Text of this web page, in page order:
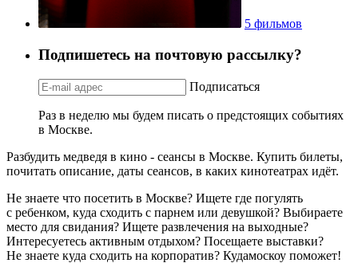
5 фильмов
Подпишетесь на почтовую рассылку?
Подписаться
Раз в неделю мы будем писать о предстоящих событиях
в Москве.
Разбудить медведя в кино - сеансы в Москве. Купить билеты,
почитать описание, даты сеансов, в каких кинотеатрах идёт.
Не знаете что посетить в Москве? Ищете где погулять
с ребенком, куда сходить с парнем или девушкой? Выбираете
место для свидания? Ищете развлечения на выходные?
Интересуетесь активным отдыхом? Посещаете выставки?
Не знаете куда сходить на корпоратив? Кудамоскоу поможет!